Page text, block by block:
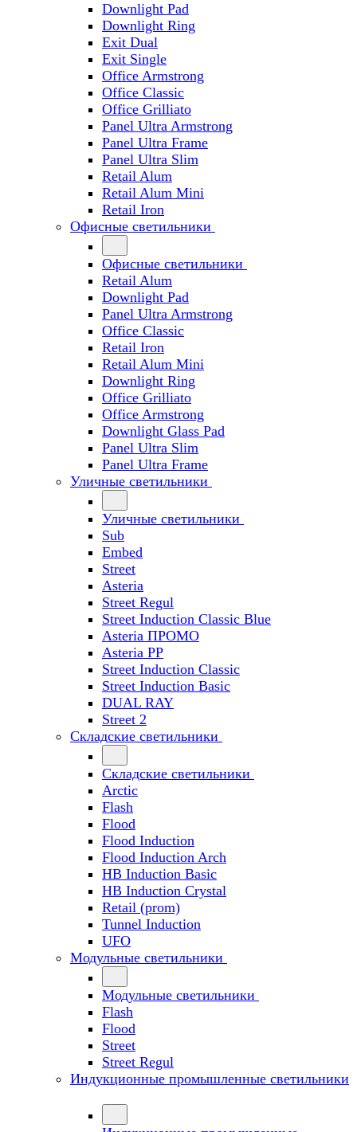
Downlight Pad
Downlight Ring
Exit Dual
Exit Single
Office Armstrong
Office Classic
Office Grilliato
Panel Ultra Armstrong
Panel Ultra Frame
Panel Ultra Slim
Retail Alum
Retail Alum Mini
Retail Iron
Офисные светильники
Офисные светильники
Retail Alum
Downlight Pad
Panel Ultra Armstrong
Office Classic
Retail Iron
Retail Alum Mini
Downlight Ring
Office Grilliato
Office Armstrong
Downlight Glass Pad
Panel Ultra Slim
Panel Ultra Frame
Уличные светильники
Уличные светильники
Sub
Embed
Street
Asteria
Street Regul
Street Induction Classic Blue
Asteria ПРОМО
Asteria PP
Street Induction Classic
Street Induction Basic
DUAL RAY
Street 2
Складские светильники
Складские светильники
Arctic
Flash
Flood
Flood Induction
Flood Induction Arch
HB Induction Basic
HB Induction Crystal
Retail (prom)
Tunnel Induction
UFO
Модульные светильники
Модульные светильники
Flash
Flood
Street
Street Regul
Индукционные промышленные светильники